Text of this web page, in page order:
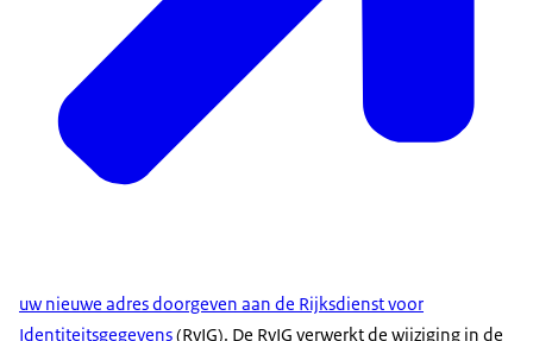
uw nieuwe adres doorgeven aan de Rijksdienst voor
Identiteitsgegevens(RvIG). De RvIG verwerkt de wijziging in de